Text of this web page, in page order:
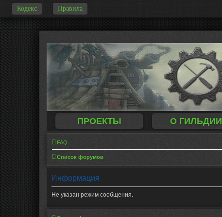
Кодекс Правила
ПРОЕКТЫ О ГИЛЬДИИ
FAQ
Список форумов
Информация
Не указан режим сообщения.